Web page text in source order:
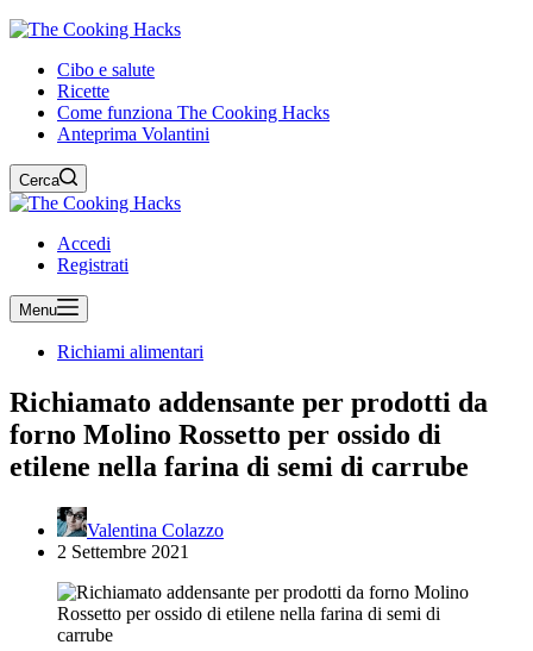
Cibo e salute
Ricette
Come funziona The Cooking Hacks
Anteprima Volantini
Cerca
Accedi
Registrati
Menu
Richiami alimentari
Richiamato addensante per prodotti da
forno Molino Rossetto per ossido di
etilene nella farina di semi di carrube
Valentina Colazzo
2 Settembre 2021